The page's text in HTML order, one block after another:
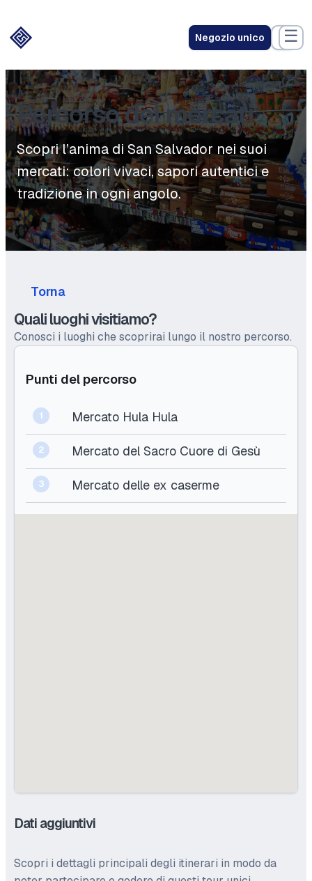
Negozio unico ☰
Percorso dei mercati
Scopri l’anima di San Salvador nei suoi
mercati: colori vivaci, sapori autentici e
tradizione in ogni angolo.
Torna
Quali luoghi visitiamo?
Conosci i luoghi che scoprirai lungo il nostro percorso.
Punti del percorso
1 Mercato Hula Hula
2 Mercato del Sacro Cuore di Gesù
3 Mercato delle ex caserme
Dati aggiuntivi
Scopri i dettagli principali degli itinerari in modo da